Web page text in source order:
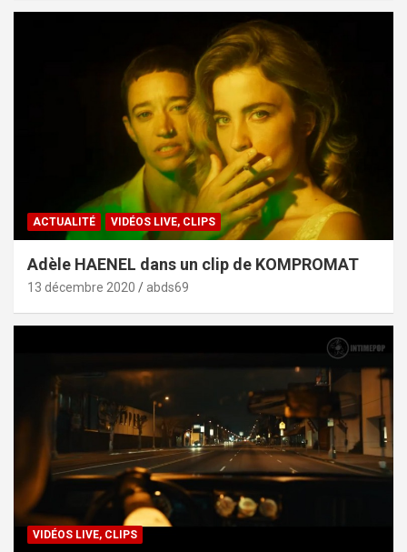
ACTUALITÉ VIDÉOS LIVE, CLIPS
Adèle HAENEL dans un clip de KOMPROMAT
13 décembre 2020 abds69
VIDÉOS LIVE, CLIPS